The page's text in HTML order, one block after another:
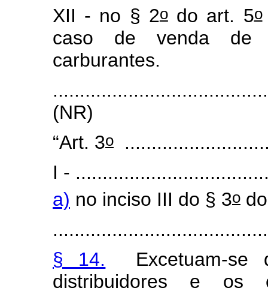
XII - no § 2odo art. 5o
caso de venda de
carburantes.
(NR)
“Art. 3o
I -
a) no inciso III do § 3o
§ 14. Excetuam-se
distribuidores e os